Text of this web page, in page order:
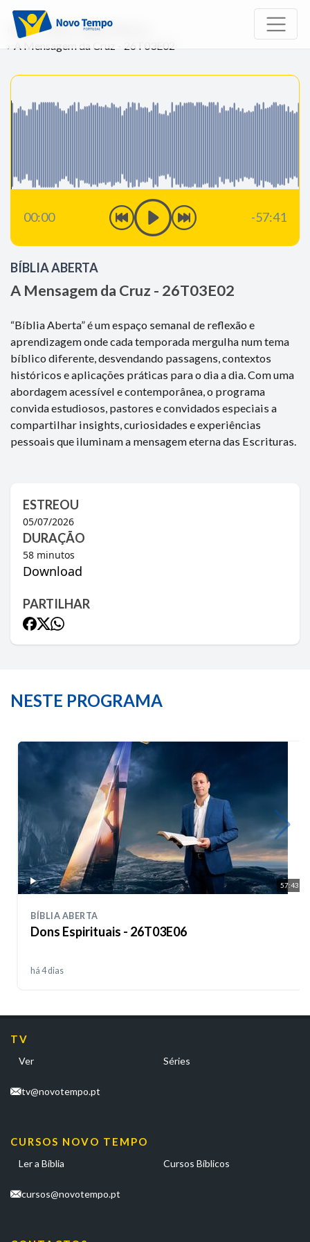
Início Rádio
Bíblia Aberta
A Mensagem da Cruz - 26T03E02
00:00 -57:41
BÍBLIA ABERTA
A Mensagem da Cruz - 26T03E02
“Bíblia Aberta” é um espaço semanal de reflexão e
aprendizagem onde cada temporada mergulha num tema
bíblico diferente, desvendando passagens, contextos
históricos e aplicações práticas para o dia a dia. Com uma
abordagem acessível e contemporânea, o programa
convida estudiosos, pastores e convidados especiais a
compartilhar insights, curiosidades e experiências
pessoais que iluminam a mensagem eterna das Escrituras.
ESTREOU
05/07/2026
DURAÇÃO
58 minutos
Download
PARTILHAR
NESTE PROGRAMA
57:43
BÍBLIA ABERTA
Dons Espirituais - 26T03E06
há 4 dias
TV
Ver Séries
tv@novotempo.pt
CURSOS NOVO TEMPO
Ler a Bíblia Cursos Bíblicos
cursos@novotempo.pt